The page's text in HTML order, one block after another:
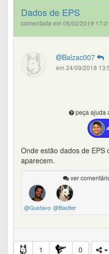
Dados de EPS
comentada em 05/02/2019 17:21
Balzac007
em 24/09/2018
peça ajuda
Onde estão dados de EPS
aparecem.
ver
@Gustavo @Bastter
1
0